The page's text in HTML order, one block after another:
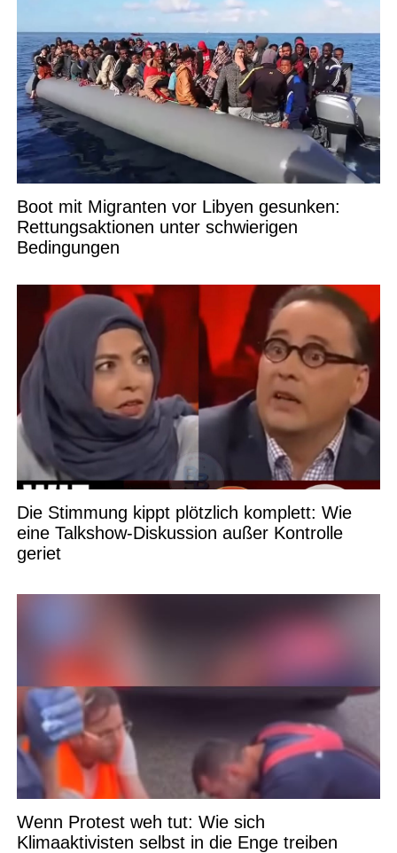
Boot mit Migranten vor Libyen gesunken:
Rettungsaktionen unter schwierigen
Bedingungen
Die Stimmung kippt plötzlich komplett: Wie
eine Talkshow-Diskussion außer Kontrolle
geriet
Wenn Protest weh tut: Wie sich
Klimaaktivisten selbst in die Enge treiben